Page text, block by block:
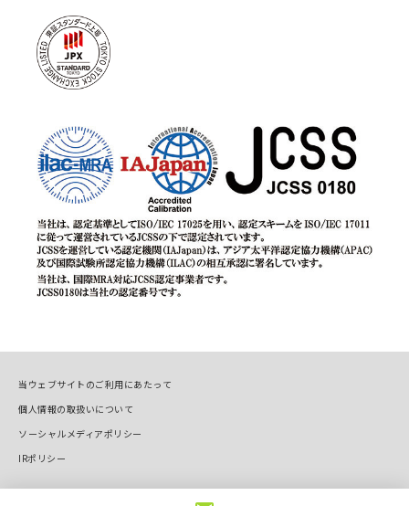
当ウェブサイトのご利用にあたって
個人情報の取扱いについて
ソーシャルメディアポリシー
IRポリシー